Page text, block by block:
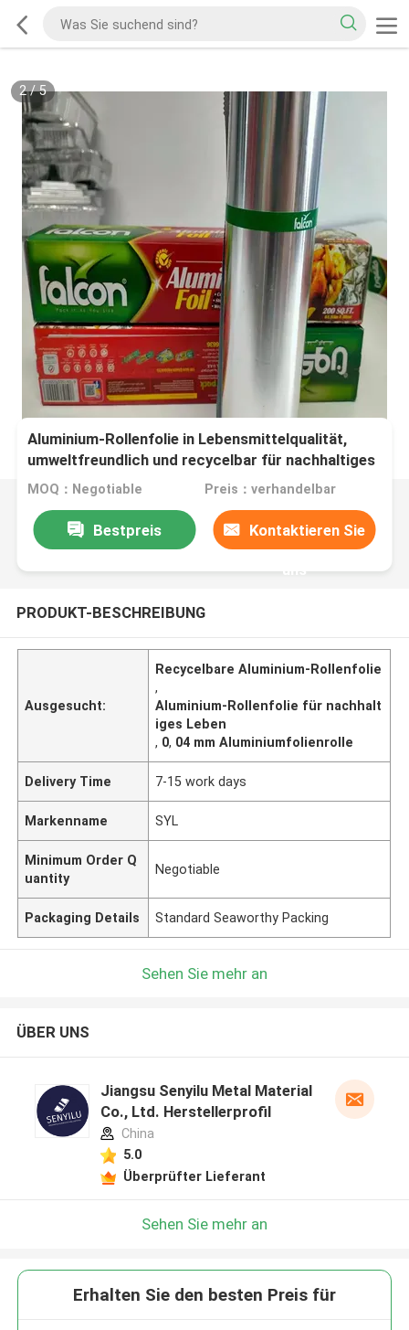
2/5
Aluminium-Rollenfolie in Lebensmittelqualität,
umweltfreundlich und recycelbar für nachhaltiges
Leben
MOQ：Negotiable Preis：verhandelbar
Bestpreis Kontaktieren Sie
uns
PRODUKT-BESCHREIBUNG
Ausgesucht:
Recycelbare Aluminium-Rollenfolie
,
Aluminium-Rollenfolie für nachhalt
iges Leben
, 0, 04 mm Aluminiumfolienrolle
Delivery Time 7-15 work days
Markenname SYL
Minimum Order Q
uantity
Negotiable
Packaging Details Standard Seaworthy Packing
Sehen Sie mehr an
ÜBER UNS
Jiangsu Senyilu Metal Material
Co., Ltd. Herstellerprofil
China
5.0
Überprüfter Lieferant
Sehen Sie mehr an
Erhalten Sie den besten Preis für